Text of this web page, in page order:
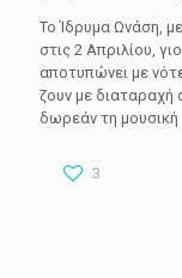
Το Ίδρυμα Ωνάση,
στις 2 Απριλίου,
αποτυπώνει με
ζουν με
δωρεάν τη μουσική
3